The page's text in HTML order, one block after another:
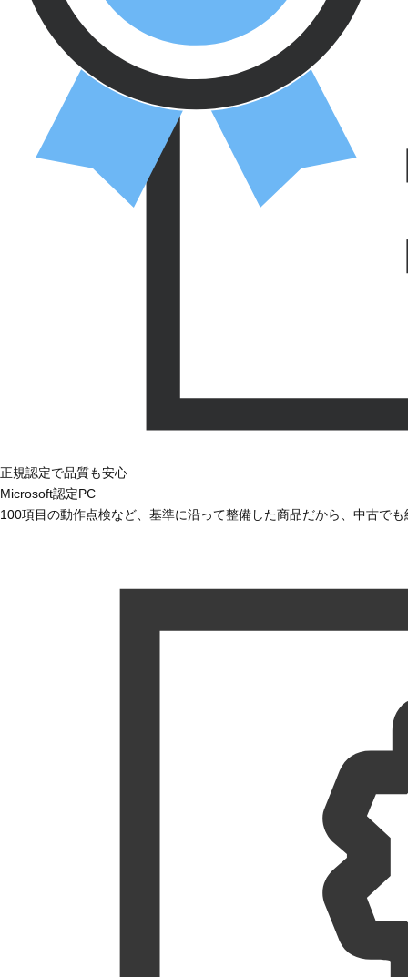
正規認定で品質も安心
Microsoft認定PC
100項目の動作点検など、基準に沿って整備した商品だから、中古で